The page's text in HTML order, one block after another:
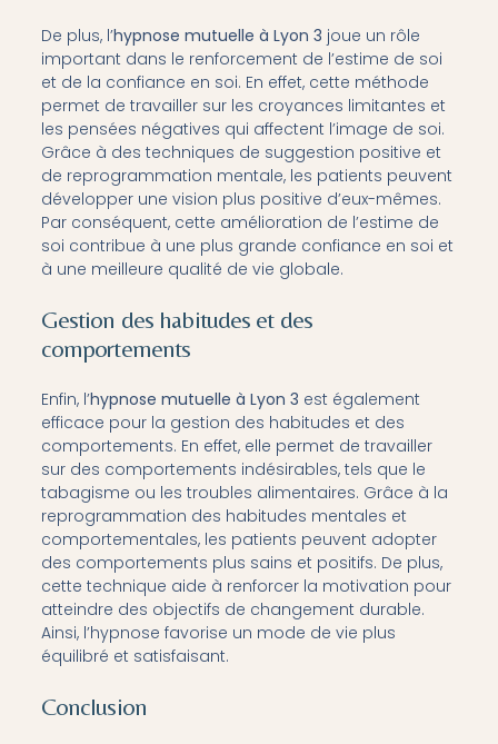
De plus, l’hypnose mutuelle à Lyon 3 joue un rôle
important dans le renforcement de l’estime de soi
et de la confiance en soi. En effet, cette méthode
permet de travailler sur les croyances limitantes et
les pensées négatives qui affectent l’image de soi.
Grâce à des techniques de suggestion positive et
de reprogrammation mentale, les patients peuvent
développer une vision plus positive d’eux-mêmes.
Par conséquent, cette amélioration de l’estime de
soi contribue à une plus grande confiance en soi et
à une meilleure qualité de vie globale.
Gestion des habitudes et des
comportements
Enfin, l’hypnose mutuelle à Lyon 3 est également
efficace pour la gestion des habitudes et des
comportements. En effet, elle permet de travailler
sur des comportements indésirables, tels que le
tabagisme ou les troubles alimentaires. Grâce à la
reprogrammation des habitudes mentales et
comportementales, les patients peuvent adopter
des comportements plus sains et positifs. De plus,
cette technique aide à renforcer la motivation pour
atteindre des objectifs de changement durable.
Ainsi, l’hypnose favorise un mode de vie plus
équilibré et satisfaisant.
Conclusion